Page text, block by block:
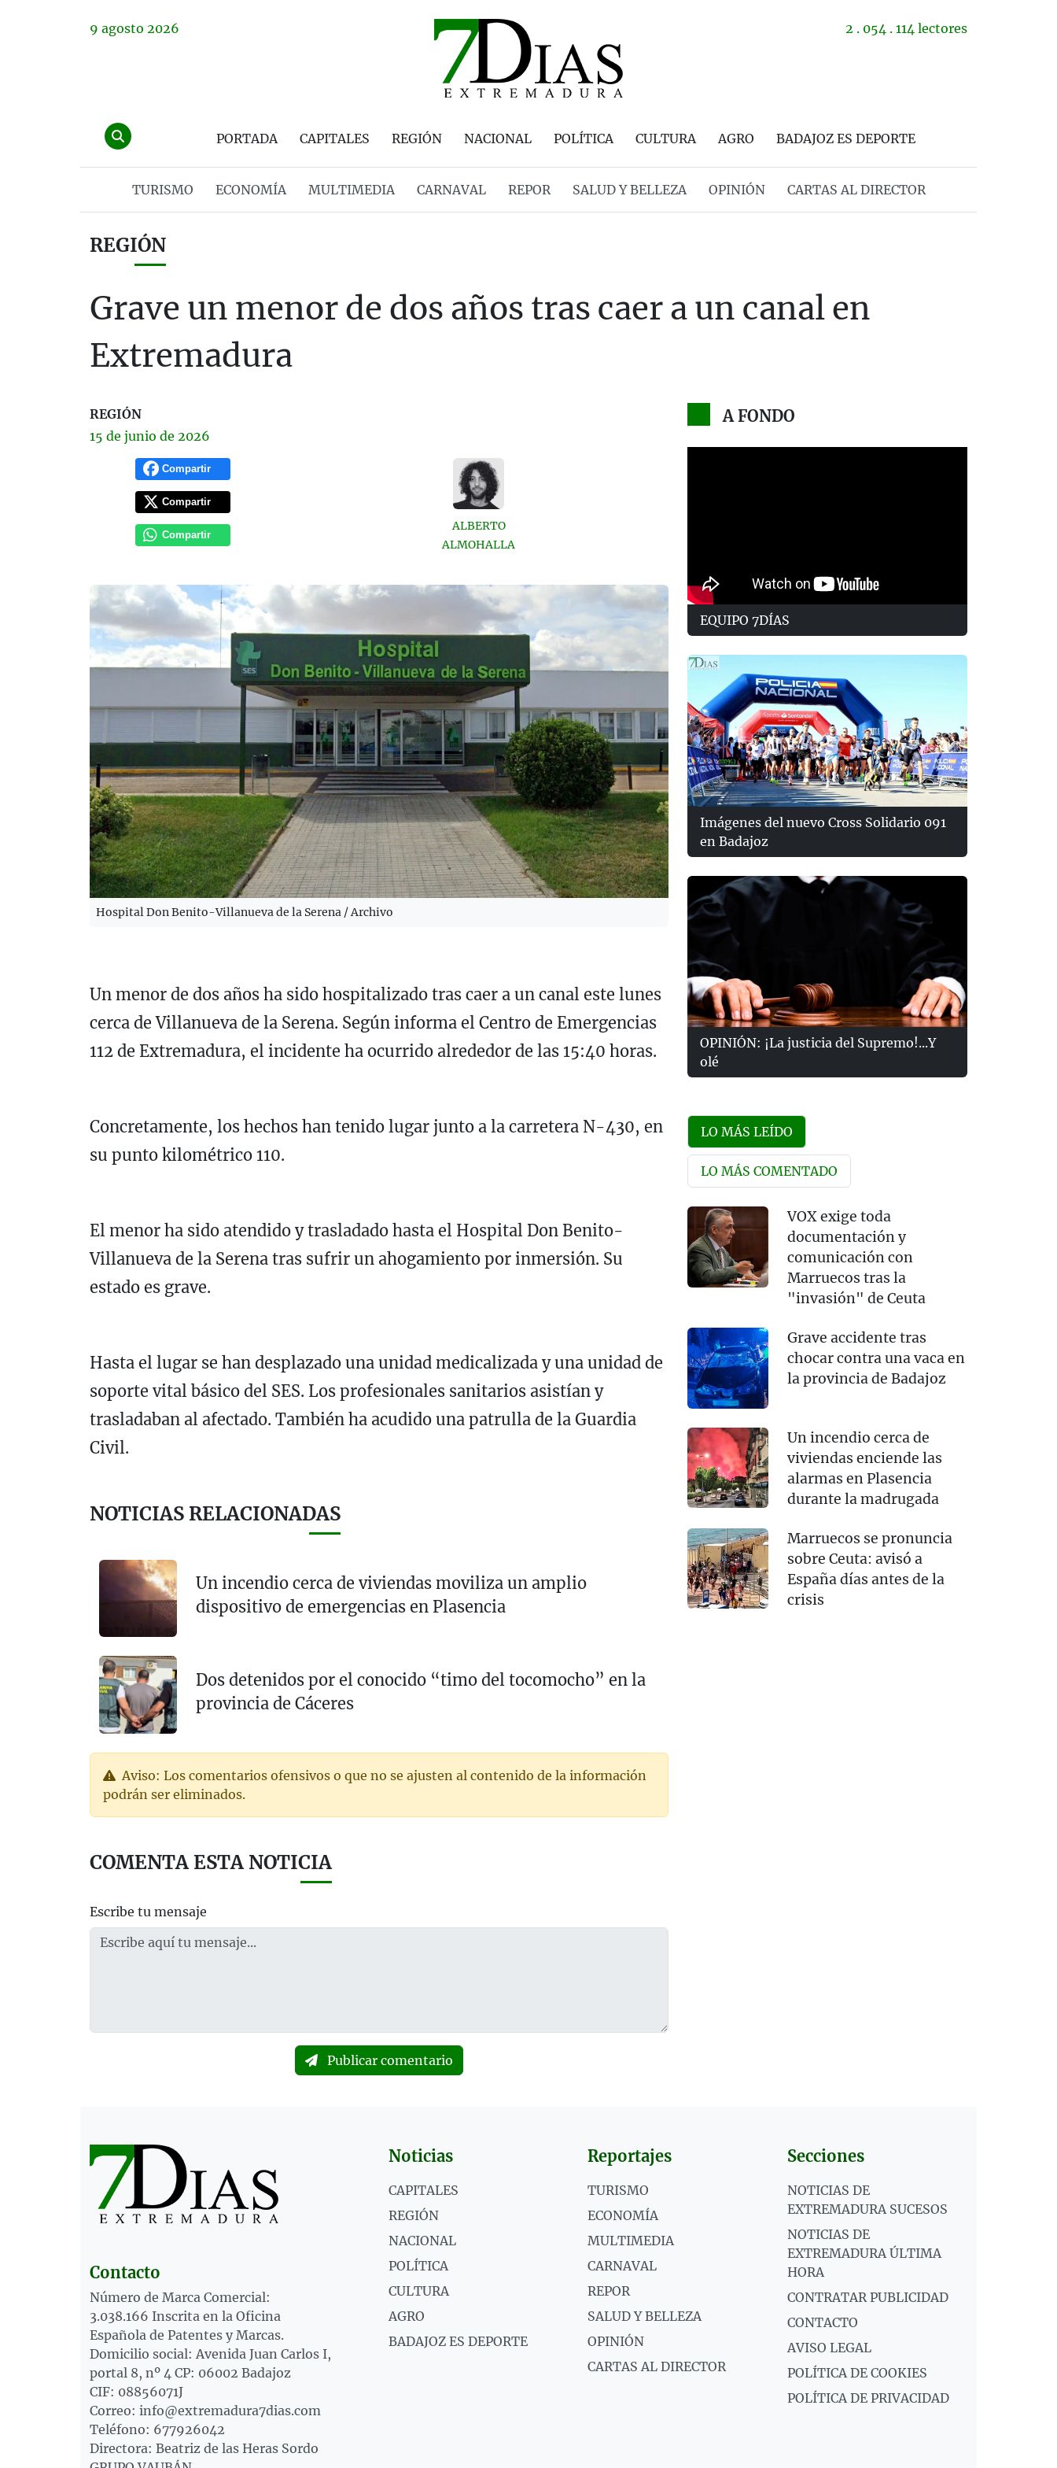
9 agosto 2026 2 . 054 . 114 lectores
PORTADA CAPITALES REGIÓN NACIONAL POLÍTICA CULTURA AGRO BADAJOZ ES DEPORTE
TURISMO ECONOMÍA MULTIMEDIA CARNAVAL REPOR SALUD Y BELLEZA OPINIÓN CARTAS AL DIRECTOR
REGIÓN
Grave un menor de dos años tras caer a un canal en
Extremadura
REGIÓN
15 de junio de 2026
Compartir
Compartir
Compartir
ALBERTO
ALMOHALLA
Hospital Don Benito-Villanueva de la Serena / Archivo
Un menor de dos años ha sido hospitalizado tras caer a un canal este lunes
cerca de Villanueva de la Serena. Según informa el Centro de Emergencias
112 de Extremadura, el incidente ha ocurrido alrededor de las 15:40 horas.
Concretamente, los hechos han tenido lugar junto a la carretera N-430, en
su punto kilométrico 110.
El menor ha sido atendido y trasladado hasta el Hospital Don Benito-
Villanueva de la Serena tras sufrir un ahogamiento por inmersión. Su
estado es grave.
Hasta el lugar se han desplazado una unidad medicalizada y una unidad de
soporte vital básico del SES. Los profesionales sanitarios asistían y
trasladaban al afectado. También ha acudido una patrulla de la Guardia
Civil.
NOTICIAS RELACIONADAS
Un incendio cerca de viviendas moviliza un amplio
dispositivo de emergencias en Plasencia
Dos detenidos por el conocido “timo del tocomocho” en la
provincia de Cáceres
Aviso: Los comentarios ofensivos o que no se ajusten al contenido de la información
podrán ser eliminados.
COMENTA ESTA NOTICIA
Escribe tu mensaje
Publicar comentario
A FONDO
EQUIPO 7DÍAS
Imágenes del nuevo Cross Solidario 091
en Badajoz
OPINIÓN: ¡La justicia del Supremo!...Y
olé
LO MÁS LEÍDO
LO MÁS COMENTADO
VOX exige toda
documentación y
comunicación con
Marruecos tras la
"invasión" de Ceuta
Grave accidente tras
chocar contra una vaca en
la provincia de Badajoz
Un incendio cerca de
viviendas enciende las
alarmas en Plasencia
durante la madrugada
Marruecos se pronuncia
sobre Ceuta: avisó a
España días antes de la
crisis
Contacto
Número de Marca Comercial:
3.038.166 Inscrita en la Oficina
Española de Patentes y Marcas.
Domicilio social: Avenida Juan Carlos I,
portal 8, nº 4 CP: 06002 Badajoz
CIF: 08856071J
Correo: info@extremadura7dias.com
Teléfono: 677926042
Directora: Beatriz de las Heras Sordo
Noticias
CAPITALES
REGIÓN
NACIONAL
POLÍTICA
CULTURA
AGRO
BADAJOZ ES DEPORTE
Reportajes
TURISMO
ECONOMÍA
MULTIMEDIA
CARNAVAL
REPOR
SALUD Y BELLEZA
OPINIÓN
CARTAS AL DIRECTOR
Secciones
NOTICIAS DE
EXTREMADURA SUCESOS
NOTICIAS DE
EXTREMADURA ÚLTIMA
HORA
CONTRATAR PUBLICIDAD
CONTACTO
AVISO LEGAL
POLÍTICA DE COOKIES
POLÍTICA DE PRIVACIDAD